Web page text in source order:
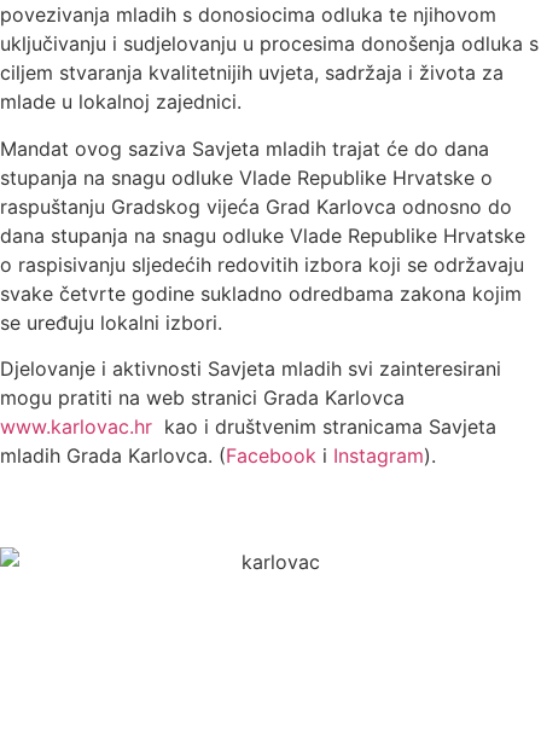
povezivanja mladih s donosiocima odluka te njihovom
uključivanju i sudjelovanju u procesima donošenja odluka s
ciljem stvaranja kvalitetnijih uvjeta, sadržaja i života za
mlade u lokalnoj zajednici.
Mandat ovog saziva Savjeta mladih trajat će do dana
stupanja na snagu odluke Vlade Republike Hrvatske o
raspuštanju Gradskog vijeća Grad Karlovca odnosno do
dana stupanja na snagu odluke Vlade Republike Hrvatske
o raspisivanju sljedećih redovitih izbora koji se održavaju
svake četvrte godine sukladno odredbama zakona kojim
se uređuju lokalni izbori.
Djelovanje i aktivnosti Savjeta mladih svi zainteresirani
mogu pratiti na web stranici Grada Karlovca
www.karlovac.hr kao i društvenim stranicama Savjeta
mladih Grada Karlovca. (Facebook i Instagram).